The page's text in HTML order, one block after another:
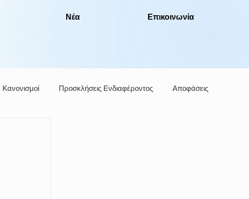
Νέα Επικοινωνία
Κανονισμοί Προσκλήσεις Ενδιαφέροντος Αποφάσεις